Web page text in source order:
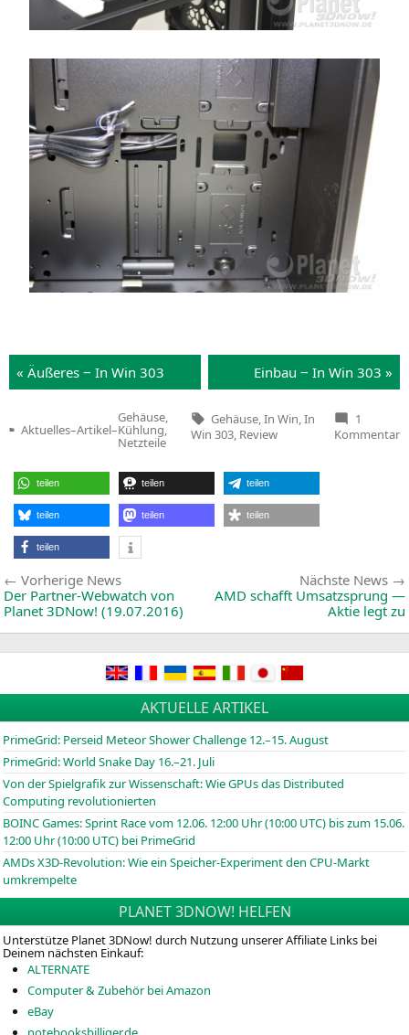
« Äuße­res ‒ In Win 303 Ein­bau ‒ In Win 303 »
Veröffentlicht
Aktuelles–Artikel–
Gehäuse,
Kühlung,
Netzteile
Tags:
Gehäuse In Win In
Win 303, Review
1
Kommentar
teilen teilen teilen
teilen teilen teilen
teilen
Beitragsnavigation
Vorherige NewsVorherige
News:
Der Partner-Webwatch von
Planet 3DNow! (19.07.2016)
Nächste News
AMD schafft Umsatzsprung —
Aktie legt zu
AKTUELLE ARTIKEL
PrimeGrid: Perseid Meteor Shower Challenge 12.–15. August
PrimeGrid: World Snake Day 16.–21. Juli
Von der Spielgrafik zur Wissenschaft: Wie GPUs das Distributed
Computing revolutionierten
BOINCGames: Sprint Race vom 12.06. 12:00 Uhr (10:00 UTC) bis zum 15.06.
12:00 Uhr (10:00 UTC) bei PrimeGrid
AMDs X3D-Revolution: Wie ein Speicher-Experiment den CPU-Markt
umkrempelte
PLANET 3DNOW! HELFEN
Unterstütze Planet 3DNow! durch Nutzung unserer Affiliate Links bei
Deinem nächsten Einkauf:
ALTERNATE
Computer & Zubehör bei Amazon
eBay